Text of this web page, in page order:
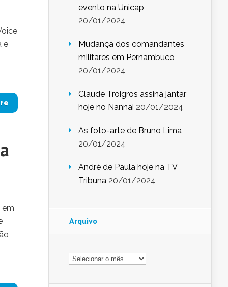
e
em
evento na Unicap
20/01/2024
Mudança dos comandantes
militares em Pernambuco
20/01/2024
Claude Troigros assina jantar
hoje no Nannai 20/01/2024
As foto-arte de Bruno Lima
20/01/2024
André de Paula hoje na TV
Tribuna 20/01/2024
Arquivo
Arquivo